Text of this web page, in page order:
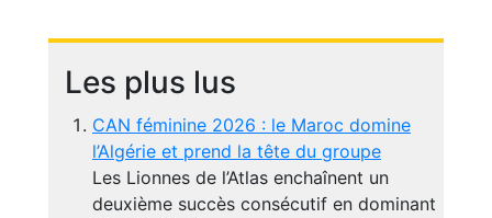
Les plus lus
CAN féminine 2026 : le Maroc domine
l’Algérie et prend la tête du groupe
Les Lionnes de l’Atlas enchaînent un
deuxième succès consécutif en dominant